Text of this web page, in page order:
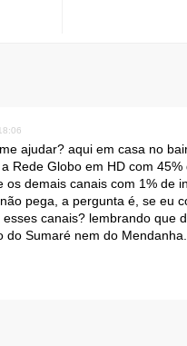
ajudar? aqui em casa no
Rede Globo em HD com
os demais canais com 1% de
pega, a pergunta é, se eu
canais? lembrando que
do Sumaré nem do